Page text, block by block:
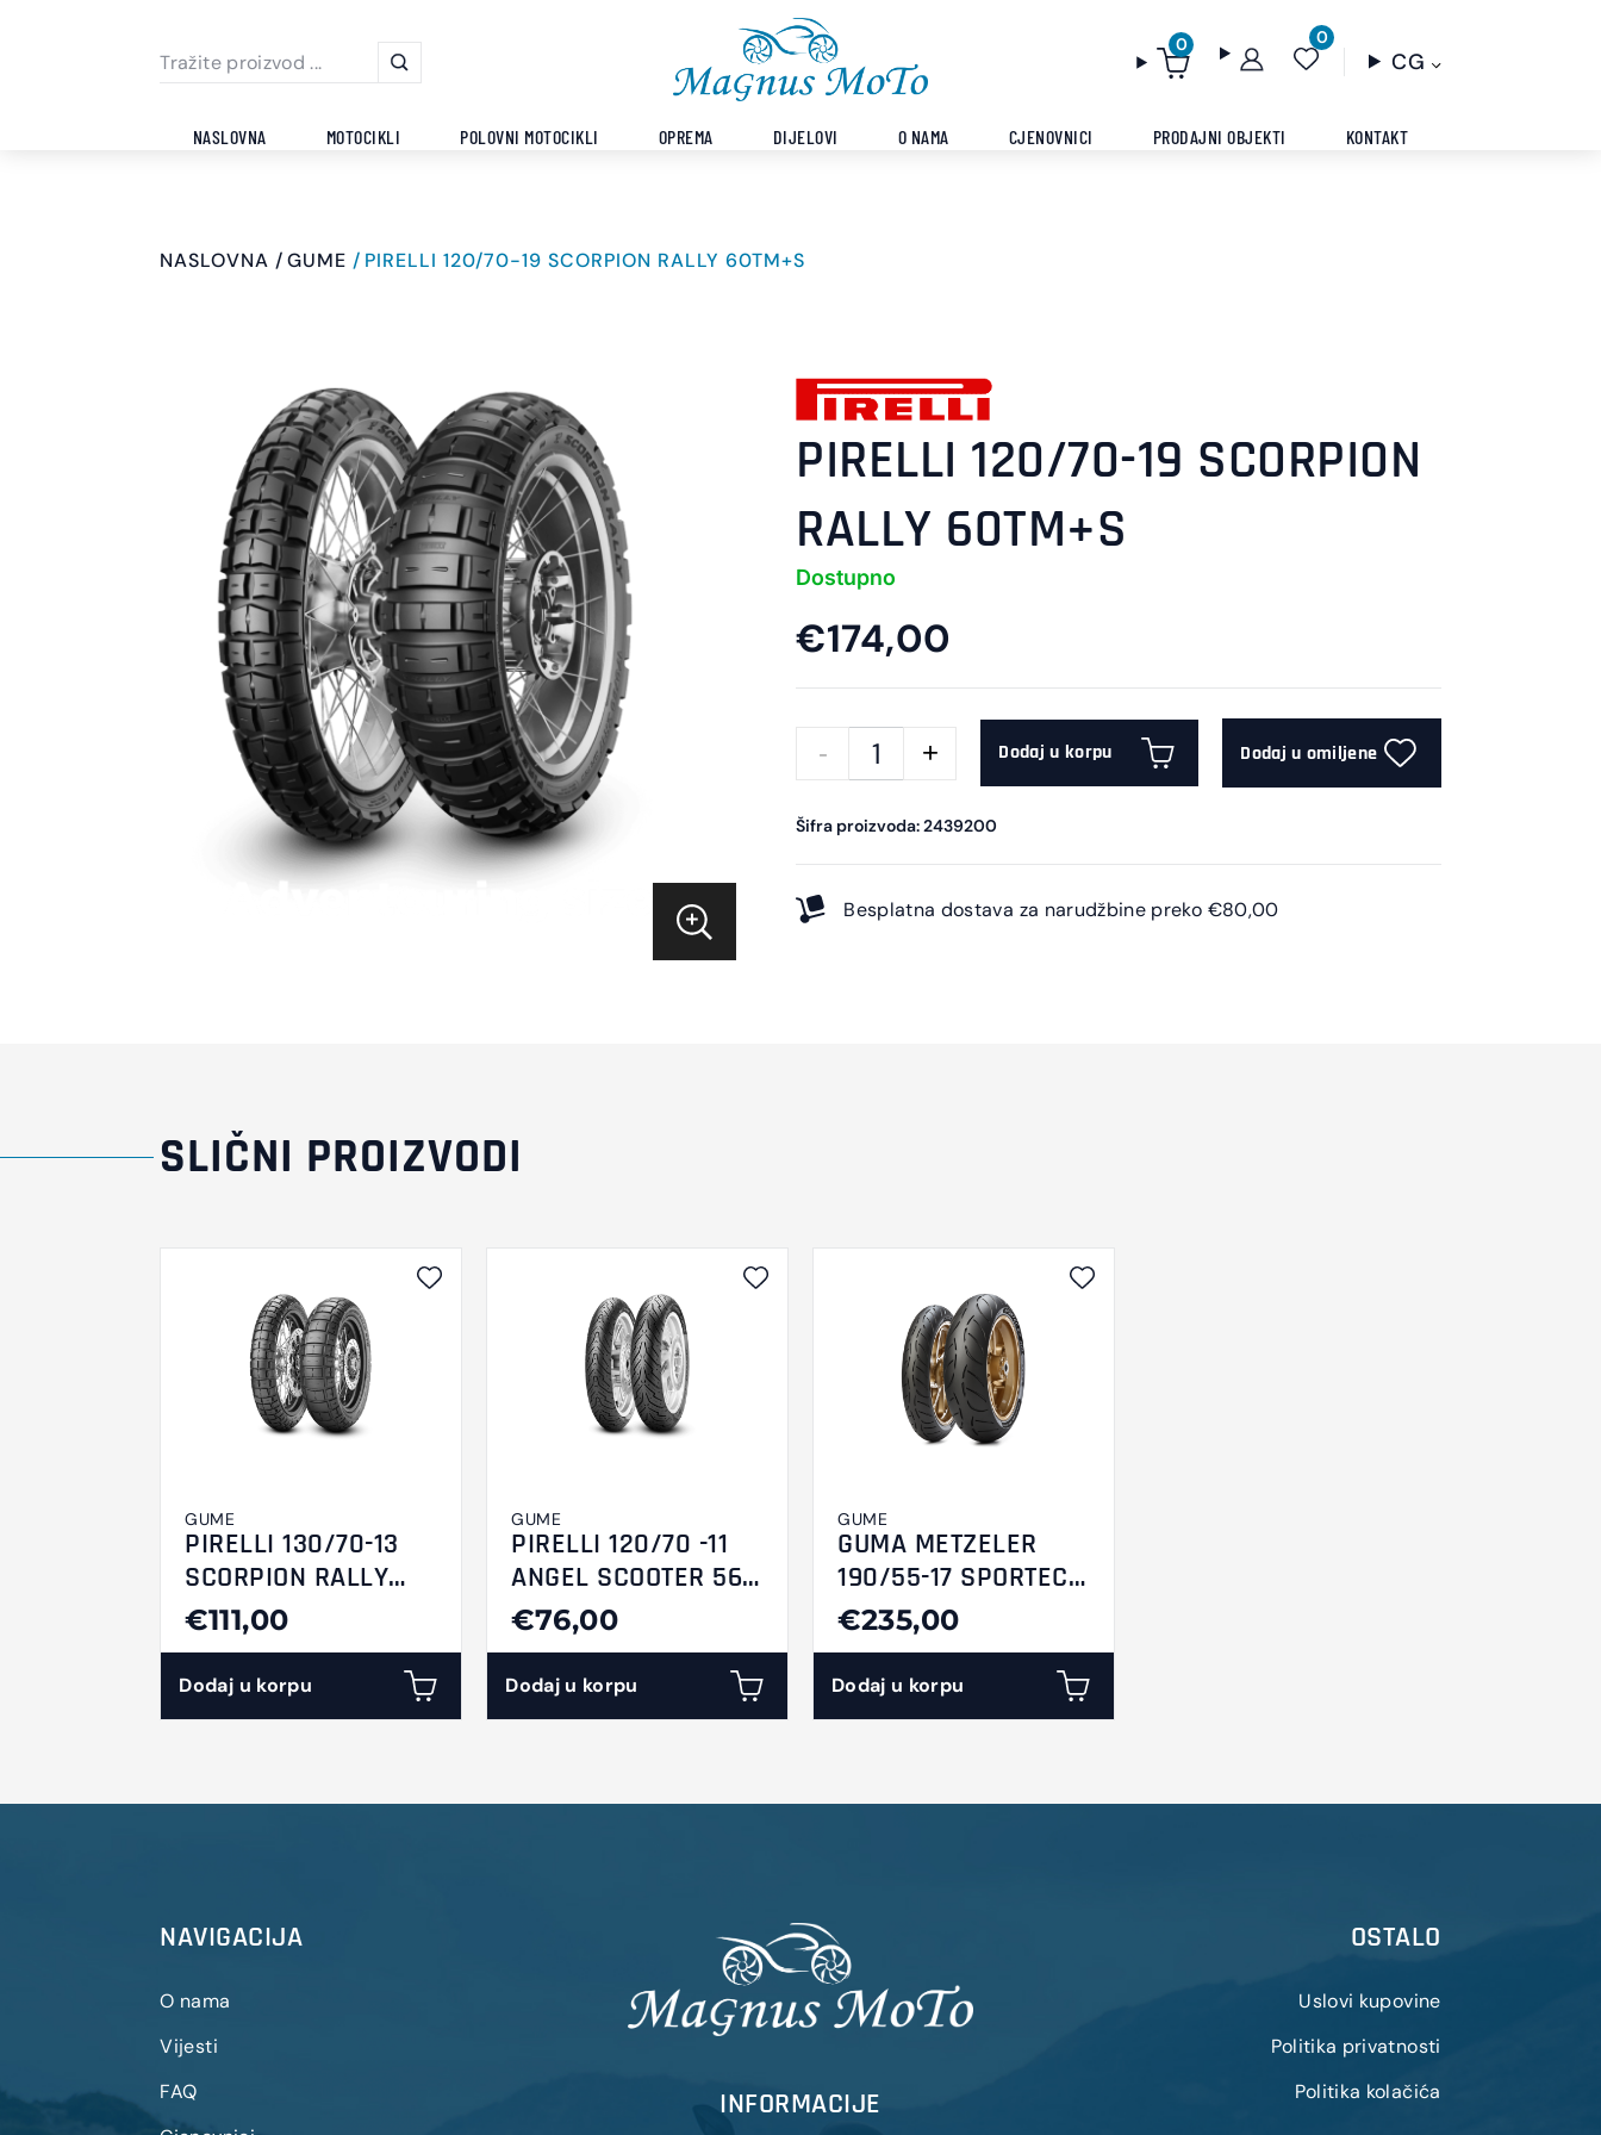
0 0
CG
NASLOVNA MOTOCIKLI POLOVNI MOTOCIKLI OPREMA DIJELOVI O NAMA CJENOVNICI PRODAJNI OBJEKTI KONTAKT
NASLOVNA GUME PIRELLI 120/70-19 SCORPION RALLY 60TM+S
PIRELLI 120/70-19 SCORPION
RALLY 60TM+S
Dostupno
€174,00
Dodaj u korpu Dodaj u omiljene
Šifra proizvoda: 2439200
Besplatna dostava za narudžbine preko €80,00
SLIČNI PROIZVODI
GUME
PIRELLI 130/70-13
SCORPION RALLY
STR M/CTL 57P M+S
ScRaSR
€111,00
Dodaj u korpu
GUME
PIRELLI 120/70 -11
ANGEL SCOOTER 56L
TL Reinf F/R
€76,00
Dodaj u korpu
GUME
GUMA METZELER
190/55-17 SPORTEC
M7 RR
€235,00
Dodaj u korpu
NAVIGACIJA
O nama
Vijesti
FAQ
INFORMACIJE
OSTALO
Uslovi kupovine
Politika privatnosti
Politika kolačića